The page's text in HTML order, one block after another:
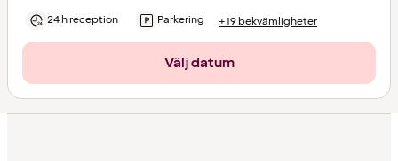
24 h reception Parkering +19 bekvämligheter
Välj datum